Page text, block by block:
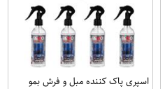
اسپری پاک کننده مبل و فرش بمو